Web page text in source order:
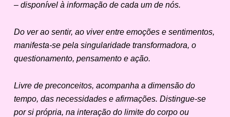
– disponível à informação de cada um de nós.
Do ver ao sentir, ao viver entre emoções e sentimentos,
manifesta-se pela singularidade transformadora, o
questionamento, pensamento e ação.
Livre de preconceitos, acompanha a dimensão do
tempo, das necessidades e afirmações. Distingue-se
por si própria, na interação do limite do corpo ou